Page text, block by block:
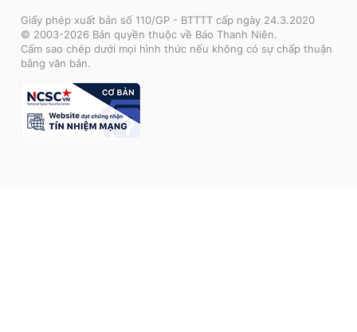
Giấy phép xuất bản số 110/GP - BTTTT cấp ngày 24.3.2020
© 2003-2026 Bản quyền thuộc về Báo Thanh Niên.
Cấm sao chép dưới mọi hình thức nếu không có sự chấp thuận
bằng văn bản.